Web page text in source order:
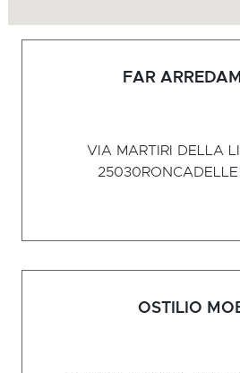
FAR
VIA MARTIRI DELLA
25030
OSTILIO